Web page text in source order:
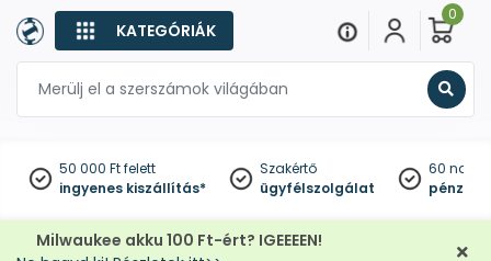
KATEGÓRIÁK
0
50 000 Ft felett
ingyenes kiszállítás*
Szakértő
ügyfélszolgálat
60
Milwaukee akku 100 Ft-ért? IGEEEEN!